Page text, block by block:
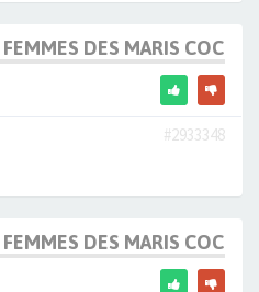
FEMMES DES MARIS COCUS
#2933348
FEMMES DES MARIS COCUS